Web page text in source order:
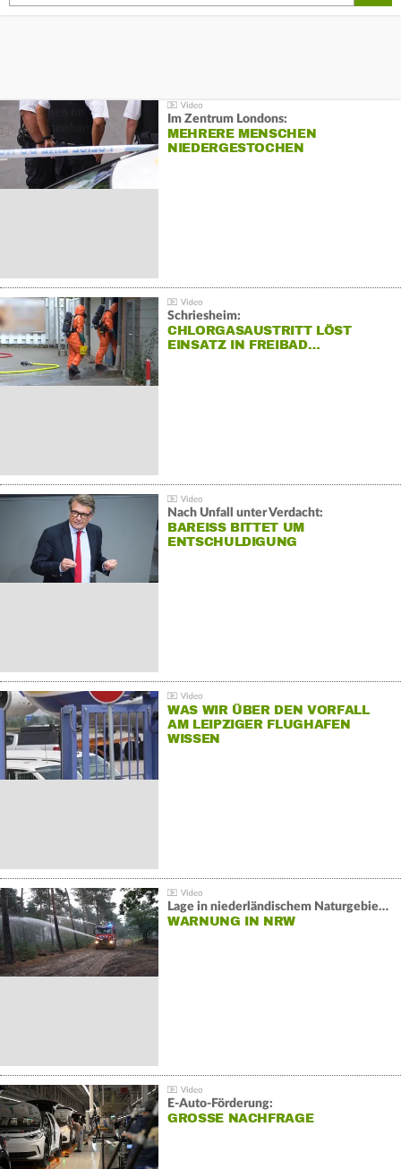
Im Zentrum Londons:
MEHRERE MENSCHEN
NIEDERGESTOCHEN
Schriesheim:
CHLORGASAUSTRITT LÖST
EINSATZ IN FREIBAD…
Nach Unfall unter Verdacht:
BAREISS BITTET UM E
NTSCHULDIGUNG
WAS WIR ÜBER DEN VORFALL
AM LEIPZIGER FLUGHAFEN
WISSEN
Lage in niederländischem Naturgebiet stabil
WARNUNG IN NRW
E-Auto-Förderung:
GROSSE NACHFRAGE